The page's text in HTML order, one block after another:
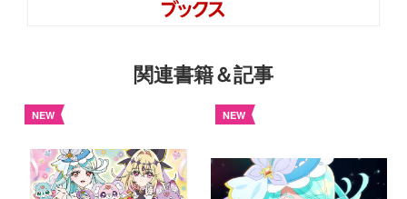
関連書籍＆記事
NEW NEW